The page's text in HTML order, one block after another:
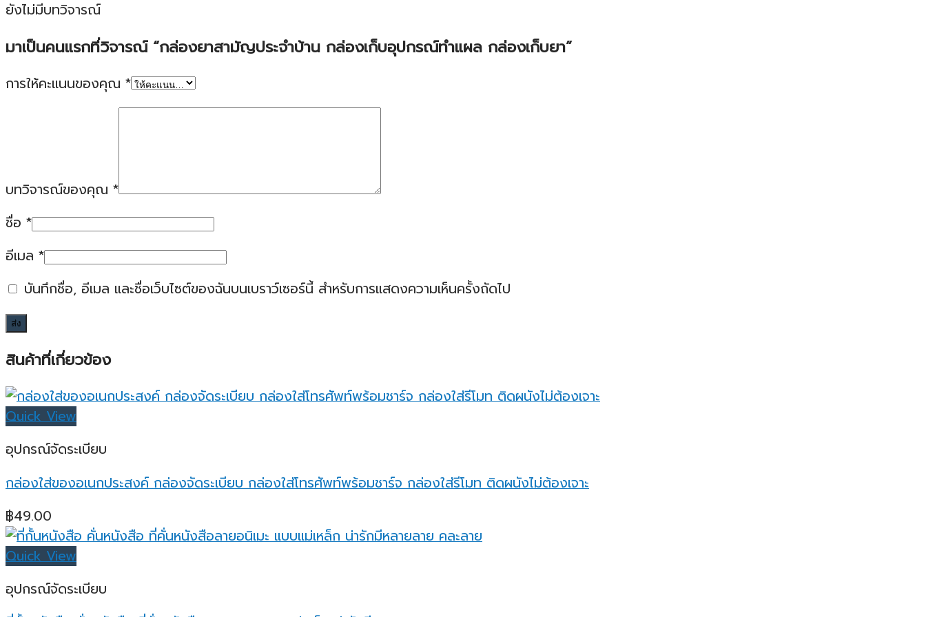
ยังไม่มีบทวิจารณ์
มาเป็นคนแรกที่วิจารณ์ “กล่องยาสามัญประจำบ้าน กล่องเก็บอุปกรณ์ทำแผล กล่องเก็บยา”
การให้คะแนนของคุณ *
บทวิจารณ์ของคุณ *
ชื่อ *
อีเมล *
บันทึกชื่อ, อีเมล และชื่อเว็บไซต์ของฉันบนเบราว์เซอร์นี้ สำหรับการแสดงความเห็นครั้งถัดไป
สินค้าที่เกี่ยวข้อง
Quick View
อุปกรณ์จัดระเบียบ
กล่องใส่ของอเนกประสงค์ กล่องจัดระเบียบ กล่องใส่โทรศัพท์พร้อมชาร์จ กล่องใส่รีโมท ติดผนังไม่ต้องเจาะ
฿49.00
Quick View
อุปกรณ์จัดระเบียบ